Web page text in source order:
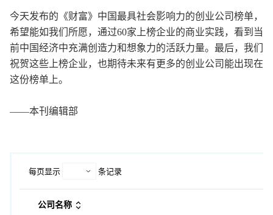
今天发布的《财富》中国最具社会影响力的创业公司榜单，
希望能如我们所愿，通过60家上榜企业的商业实践，看到当
前中国经济中充满创造力和想象力的活跃力量。最后，我们
祝贺这些上榜企业，也期待未来有更多的创业公司能出现在
这份榜单上。
——本刊编辑部
每页显示 条记录
公司名称